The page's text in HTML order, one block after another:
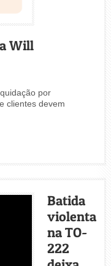
Will
por
clientes devem
Batida
violenta
na TO-
222